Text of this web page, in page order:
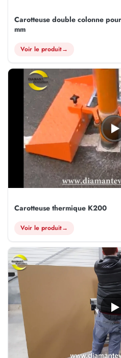
Carotteuse double colonne
mm
Voir le produit→
Carotteuse thermique K200
Voir le produit→